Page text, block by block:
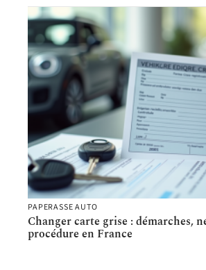
PAPERASSE AUTO
Changer carte grise : démarches,
procédure en France